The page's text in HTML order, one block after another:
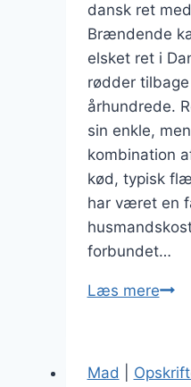
dansk ret
Brændende
elsket ret i
rødder
århundrede.
sin enkle,
kombination
kød, typisk
har været en
forbundet…
Læs mere
Mad